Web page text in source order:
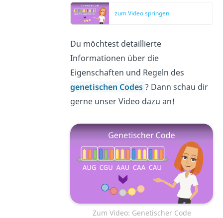
zum Video springen
Du möchtest detaillierte
Informationen über die
Eigenschaften und Regeln des
genetischen Codes ? Dann schau dir
gerne unser Video dazu an!
Zum Video: Genetischer Code